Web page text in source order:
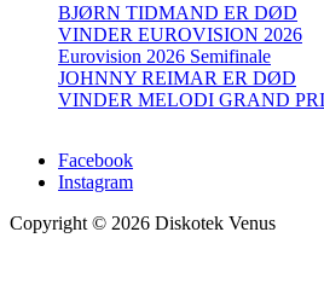
BJØRN TIDMAND ER DØD
VINDER EUROVISION 2026
Eurovision 2026 Semifinale
JOHNNY REIMAR ER DØD
VINDER MELODI GRAND
Facebook
Instagram
Copyright © 2026 Diskotek Venus